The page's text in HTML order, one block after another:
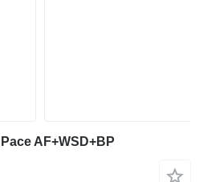
AF+WSD+BP